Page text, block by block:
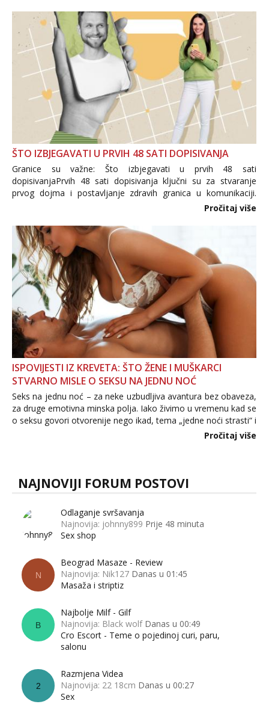
ŠTO IZBJEGAVATI U PRVIH 48 SATI DOPISIVANJA
Granice su važne: Što izbjegavati u prvih 48 sati
dopisivanjaPrvih 48 sati dopisivanja ključni su za stvaranje
prvog dojma i postavljanje zdravih granica u komunikaciji.
Važno je izbjeći prebrzo otkrivanje osobnih ili intimnih
informacija, jer nepoznata osoba još nije zaslužila to
povjerenje. Takođe...
Pročitaj više
ISPOVIJESTI IZ KREVETA: ŠTO ŽENE I MUŠKARCI
STVARNO MISLE O SEKSU NA JEDNU NOĆ
Seks na jednu noć – za neke uzbudljiva avantura bez obaveza,
za druge emotivna minska polja. Iako živimo u vremenu kad se
o seksu govori otvorenije nego ikad, tema „jedne noći strasti“ i
dalje izaziva burne rasprave. Što zapravo misle žene, a što
Pročitaj više
NAJNOVIJI FORUM POSTOVI
Odlaganje svršavanja
Najnovija: johnny899 Prije 48 minuta
Sex shop
N
Beograd Masaze - Review
Najnovija: Nik127 Danas u 01:45
Masaža i striptiz
B
Najbolje Milf - Gilf
Najnovija: Black wolf Danas u 00:49
Cro Escort - Teme o pojedinoj curi, paru,
salonu
2
Razmjena Videa
Najnovija: 22 18cm Danas u 00:27
Sex